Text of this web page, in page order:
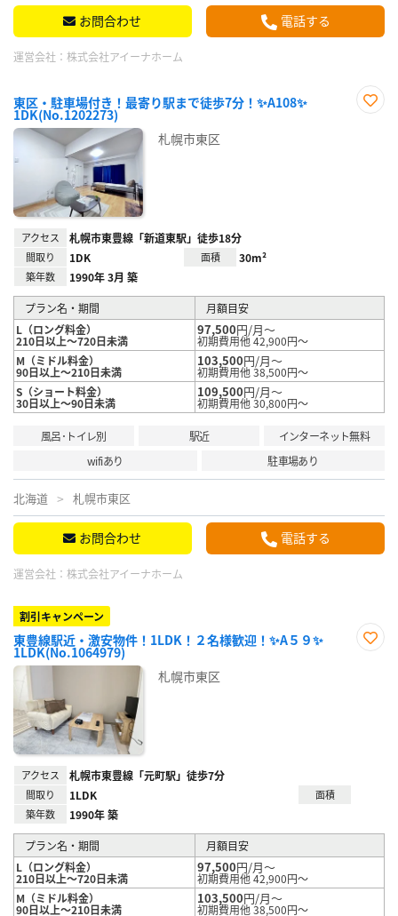
お問合わせ 電話する
運営会社： 株式会社アイーナホーム
東区・駐車場付き！最寄り駅まで徒歩7分！✨A108✨
1DK(No.1202273)
札幌市東区
アクセス 札幌市東豊線「新道東駅」徒歩18分
間取り 1DK 面積 30m²
築年数 1990年 3月 築
プラン名・期間
月額目安
L（ロング料金）
210日以上～720日未満
97,500円/月～
初期費用他 42,900円～
M（ミドル料金）
90日以上～210日未満
103,500円/月～
初期費用他 38,500円～
S（ショート料金）
30日以上～90日未満
109,500円/月～
初期費用他 30,800円～
風呂･トイレ別 駅近
インターネット無料
wifiあり
駐車場あり
北海道 札幌市東区
お問合わせ 電話する
運営会社： 株式会社アイーナホーム
割引キャンペーン
東豊線駅近・激安物件！1LDK！２名様歓迎！✨A５９✨
1LDK(No.1064979)
札幌市東区
アクセス 札幌市東豊線「元町駅」徒歩7分
間取り 1LDK
面積
築年数
1990年 築
プラン名・期間
月額目安
L（ロング料金）
210日以上～720日未満
97,500円/月～
初期費用他 42,900円～
M（ミドル料金）
90日以上～210日未満
103,500円/月～
初期費用他 38,500円～